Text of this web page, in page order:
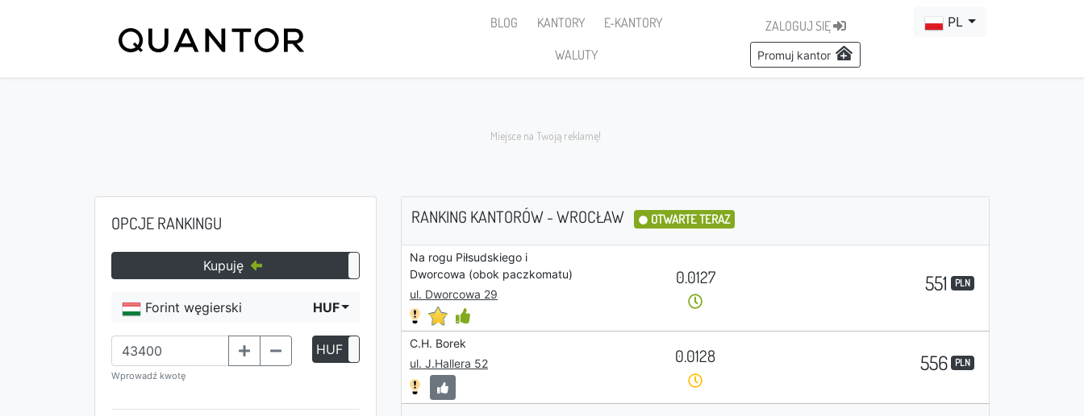
BLOG KANTORY
E-KANTORY
WALUTY
ZALOGUJ SIĘ
Promuj kantor
PL
OPCJE RANKINGU
Kupuję Sprzedaję
Forint węgierski HUF
Wprowadź kwotę
HUF
RANKING KANTORÓW - WROCŁAW OTWARTE TERAZ
Na rogu Piłsudskiego i
Dworcowa (obok paczkomatu)
ul. Dworcowa 29
0.0127 551 PLN
C.H. Borek
ul. J.Hallera 52
0.0128 556 PLN